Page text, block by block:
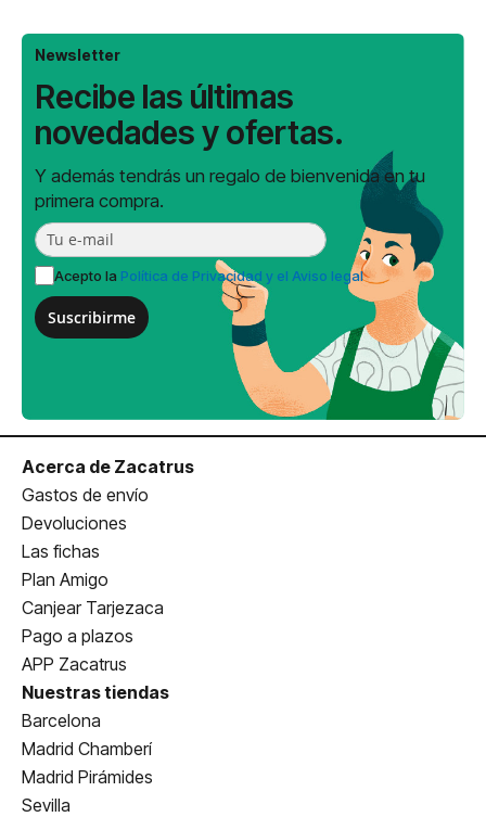
Newsletter
Recibe las últimas
novedades y ofertas.
Y además tendrás un regalo de bienvenida en tu
primera compra.
Acepto la Política de Privacidad y el Aviso legal
Suscribirme
Acerca de Zacatrus
Gastos de envío
Devoluciones
Las fichas
Plan Amigo
Canjear Tarjezaca
Pago a plazos
APP Zacatrus
Nuestras tiendas
Barcelona
Madrid Chamberí
Madrid Pirámides
Sevilla